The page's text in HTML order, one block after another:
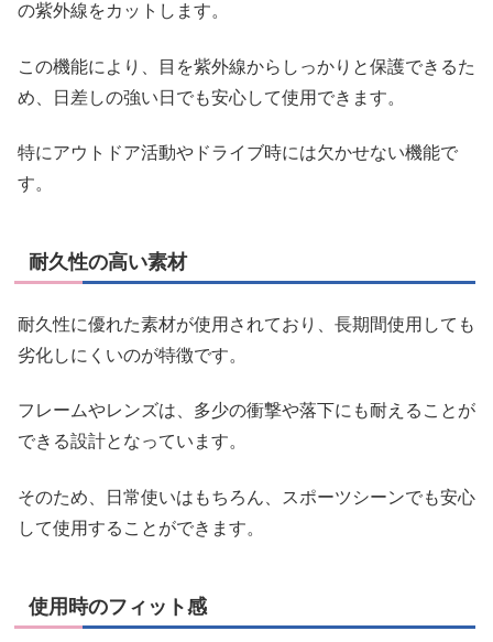
の紫外線をカットします。
この機能により、目を紫外線からしっかりと保護できるた
め、日差しの強い日でも安心して使用できます。
特にアウトドア活動やドライブ時には欠かせない機能で
す。
耐久性の高い素材
耐久性に優れた素材が使用されており、長期間使用しても
劣化しにくいのが特徴です。
フレームやレンズは、多少の衝撃や落下にも耐えることが
できる設計となっています。
そのため、日常使いはもちろん、スポーツシーンでも安心
して使用することができます。
使用時のフィット感